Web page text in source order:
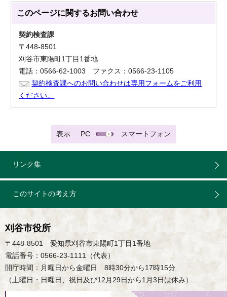
このページに関するお問い合わせ
契約検査課
〒448-8501
刈谷市東陽町1丁目1番地
電話：0566-62-1003 ファクス：0566-23-1105
契約検査課へのお問い合わせは専用フォームをご利用
ください。
表示 PC スマートフォン
リンク集
このサイトの考え方
刈谷市役所
〒448-8501 愛知県刈谷市東陽町1丁目1番地
電話番号：0566-23-1111（代表）
開庁時間：月曜日から金曜日 8時30分から17時15分
（土曜日・日曜日、祝日及び12月29日から1月3日は休み）